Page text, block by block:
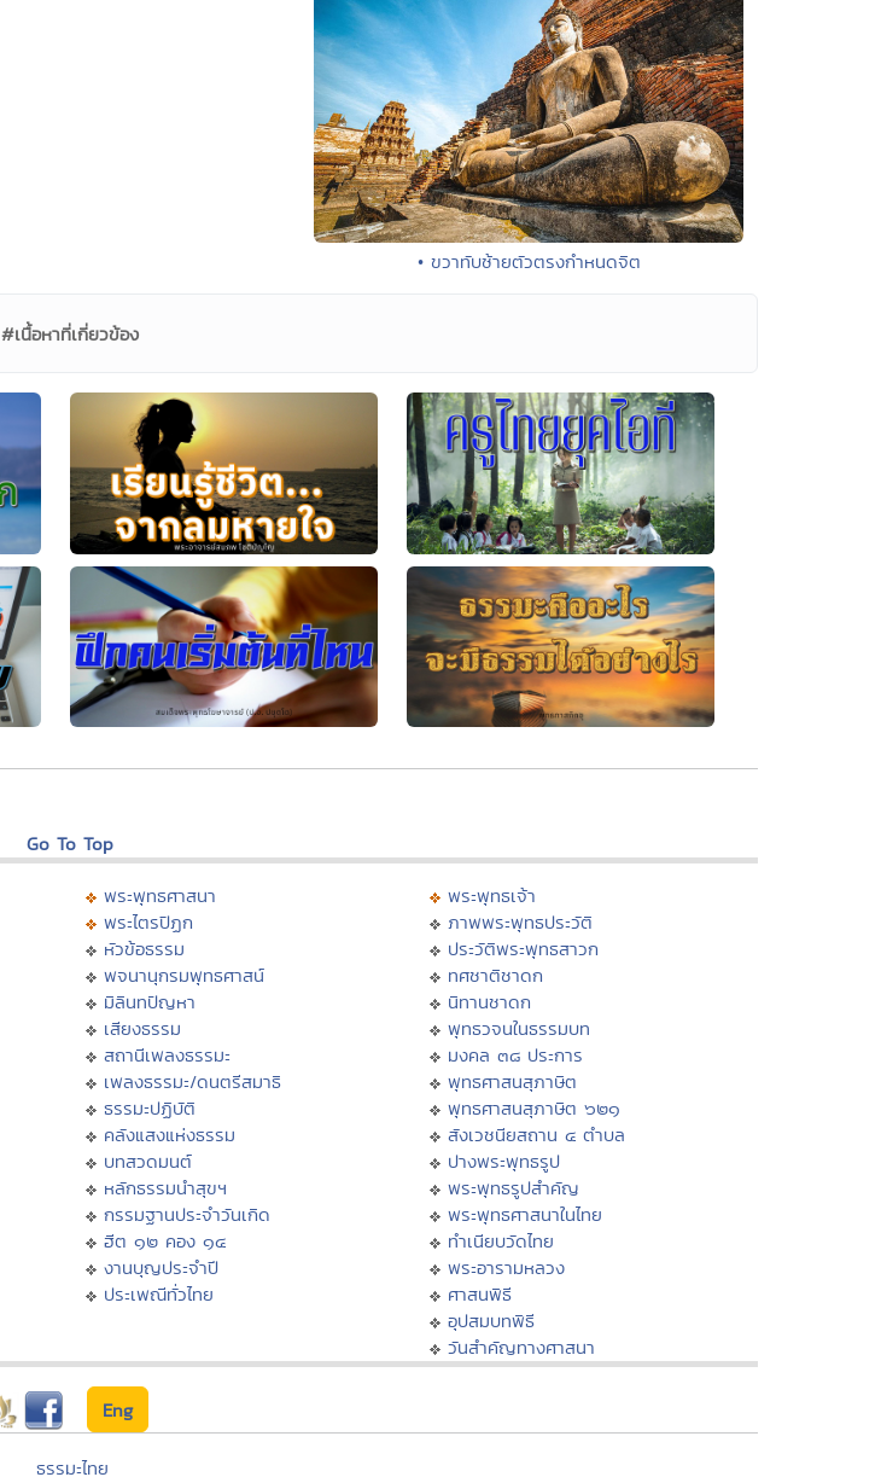
• ขวาทับซ้ายตัวตรงกำหนดจิต
#เนื้อหาที่เกี่ยวข้อง
Go To Top
พระพุทธศาสนา
พระไตรปิฏก
หัวข้อธรรม
พจนานุกรมพุทธศาสน์
มิลินทปัญหา
เสียงธรรม
สถานีเพลงธรรมะ
เพลงธรรมะ/ดนตรีสมาธิ
ธรรมะปฏิบัติ
คลังแสงแห่งธรรม
บทสวดมนต์
หลักธรรมนำสุขฯ
กรรมฐานประจำวันเกิด
ฮีต ๑๒ คอง ๑๔
งานบุญประจำปี
ประเพณีทั่วไทย
พระพุทธเจ้า
ภาพพระพุทธประวัติ
ประวัติพระพุทธสาวก
ทศชาติชาดก
นิทานชาดก
พุทธวจนในธรรมบท
มงคล ๓๘ ประการ
พุทธศาสนสุภาษิต
พุทธศาสนสุภาษิต ๖๒๑
สังเวชนียสถาน ๔ ตำบล
ปางพระพุทธรูป
พระพุทธรูปสำคัญ
พระพุทธศาสนาในไทย
ทำเนียบวัดไทย
พระอารามหลวง
ศาสนพิธี
อุปสมบทพิธี
วันสำคัญทางศาสนา
Eng
ธรรมะไทย